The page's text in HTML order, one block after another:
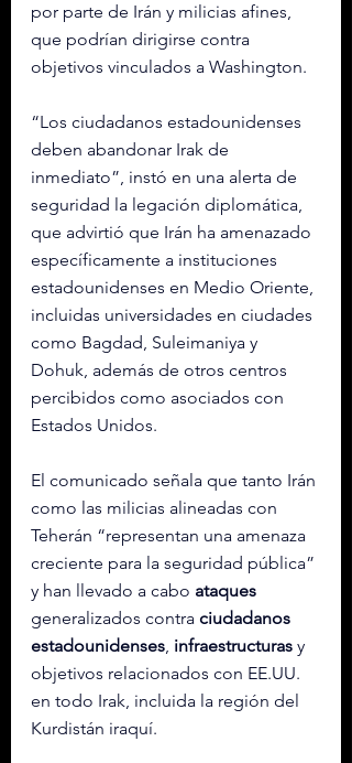
por parte de Irán y milicias afines,
que podrían dirigirse contra
objetivos vinculados a Washington.
“Los ciudadanos estadounidenses
deben abandonar Irak de
inmediato”, instó en una alerta de
seguridad la legación diplomática,
que advirtió que Irán ha amenazado
específicamente a instituciones
estadounidenses en Medio Oriente,
incluidas universidades en ciudades
como Bagdad, Suleimaniya y
Dohuk, además de otros centros
percibidos como asociados con
Estados Unidos.
El comunicado señala que tanto Irán
como las milicias alineadas con
Teherán “representan una amenaza
creciente para la seguridad pública”
y han llevado a cabo ataques
generalizados contra ciudadanos
estadounidenses, infraestructuras y
objetivos relacionados con EE.UU.
en todo Irak, incluida la región del
Kurdistán iraquí.